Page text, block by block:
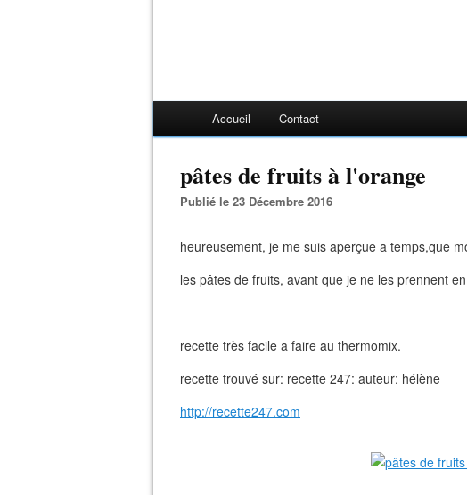
Accueil Contact
pâtes de fruits à l'orange
Publié le 23 Décembre 2016
heureusement, je me suis aperçue a temps,que
les pâtes de fruits, avant que je ne les prennent
recette très facile a faire au thermomix.
recette trouvé sur: recette 247: auteur: hélène
http://recette247.com